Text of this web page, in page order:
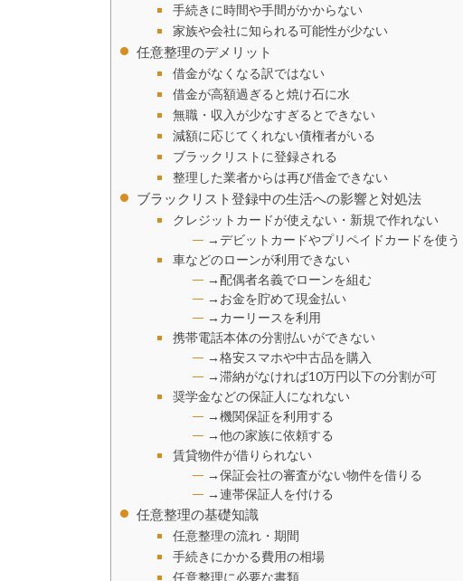
手続きに時間や手間がかからない
家族や会社に知られる可能性が少ない
任意整理のデメリット
借金がなくなる訳ではない
借金が高額過ぎると焼け石に水
無職・収入が少なすぎるとできない
減額に応じてくれない債権者がいる
ブラックリストに登録される
整理した業者からは再び借金できない
ブラックリスト登録中の生活への影響と対処法
クレジットカードが使えない・新規で作れない
→デビットカードやプリペイドカードを使う
車などのローンが利用できない
→配偶者名義でローンを組む
→お金を貯めて現金払い
→カーリースを利用
携帯電話本体の分割払いができない
→格安スマホや中古品を購入
→滞納がなければ10万円以下の分割が可
奨学金などの保証人になれない
→機関保証を利用する
→他の家族に依頼する
賃貸物件が借りられない
→保証会社の審査がない物件を借りる
→連帯保証人を付ける
任意整理の基礎知識
任意整理の流れ・期間
手続きにかかる費用の相場
任意整理に必要な書類